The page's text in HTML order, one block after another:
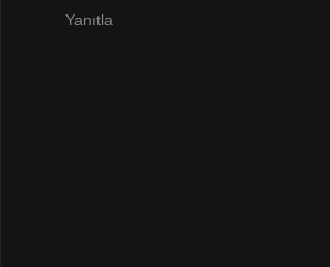
Yanıtla